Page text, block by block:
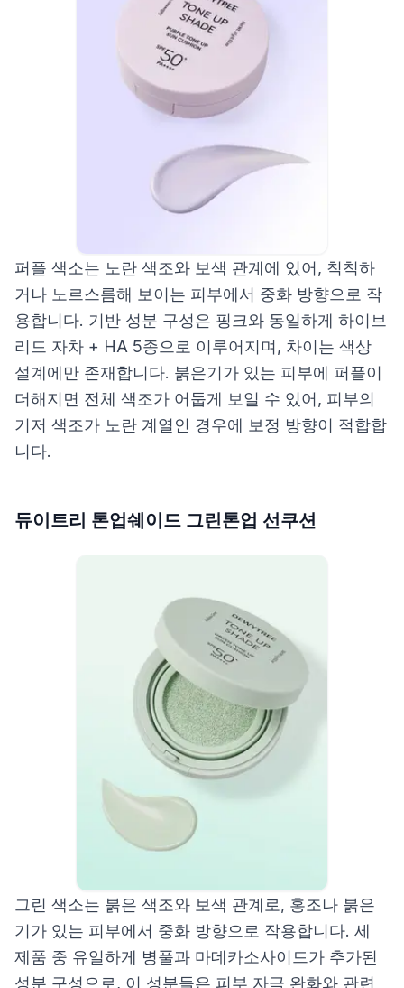
퍼플 색소는 노란 색조와 보색 관계에 있어, 칙칙하
거나 노르스름해 보이는 피부에서 중화 방향으로 작
용합니다. 기반 성분 구성은 핑크와 동일하게 하이브
리드 자차 + HA 5종으로 이루어지며, 차이는 색상
설계에만 존재합니다. 붉은기가 있는 피부에 퍼플이
더해지면 전체 색조가 어둡게 보일 수 있어, 피부의
기저 색조가 노란 계열인 경우에 보정 방향이 적합합
니다.
듀이트리 톤업쉐이드 그린톤업 선쿠션
그린 색소는 붉은 색조와 보색 관계로, 홍조나 붉은
기가 있는 피부에서 중화 방향으로 작용합니다. 세
제품 중 유일하게 병풀과 마데카소사이드가 추가된
성분 구성으로, 이 성분들은 피부 자극 완화와 관련